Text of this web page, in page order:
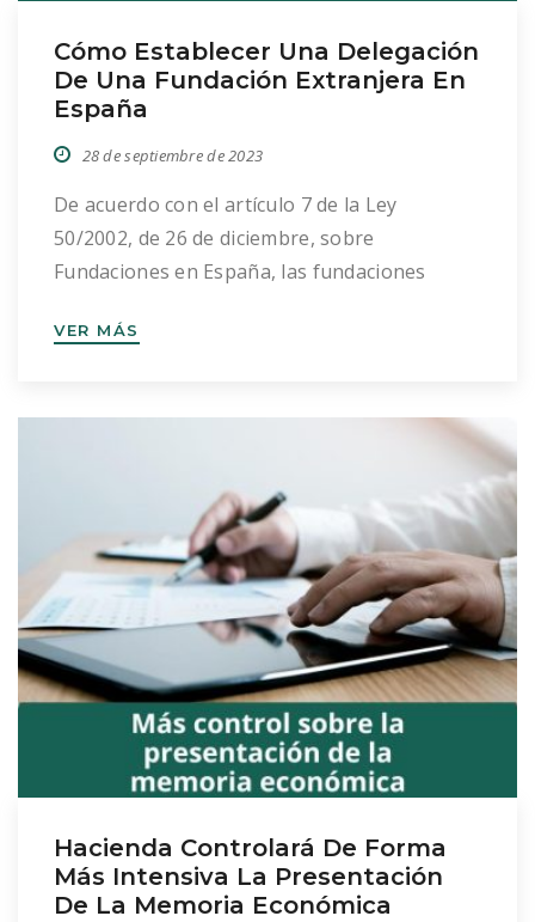
Cómo Establecer Una Delegación
De Una Fundación Extranjera En
España
28 de septiembre de 2023
De acuerdo con el artículo 7 de la Ley
50/2002, de 26 de diciembre, sobre
Fundaciones en España, las fundaciones
actividades de manera estable en el país
VER MÁS
Hacienda Controlará De Forma
Más Intensiva La Presentación
De La Memoria Económica